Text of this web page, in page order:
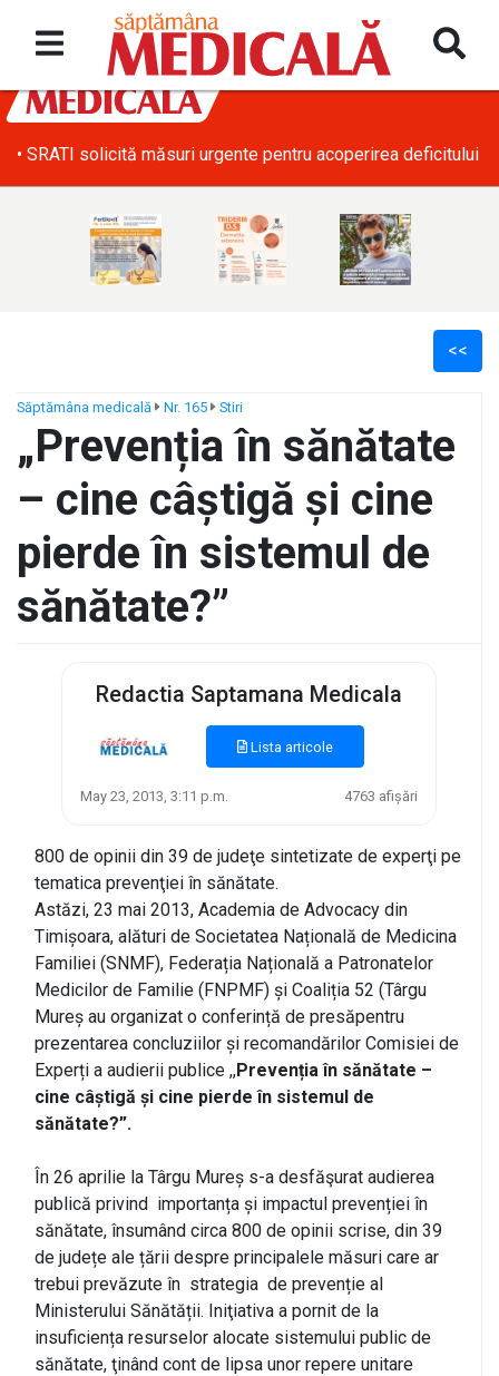
• SRATI solicită măsuri urgente pentru acoperirea deficitului
<<
Săptămâna medicală Nr. 165 Stiri
„Prevenția în sănătate
– cine câștigă și cine
pierde în sistemul de
sănătate?”
Redactia Saptamana Medicala
Lista articole
May 23, 2013, 3:11 p.m. 4763 afișări
800 de opinii din 39 de judeţe sintetizate de experţi pe
tematica prevenţiei în sănătate.
Astăzi, 23 mai 2013, Academia de Advocacy din
Timișoara, alături de Societatea Națională de Medicina
Familiei (SNMF), Federația Națională a Patronatelor
Medicilor de Familie (FNPMF) și Coaliția 52 (Târgu
Mureș au organizat o conferință de presăpentru
prezentarea concluziilor și recomandărilor Comisiei de
Experți a audierii publice ,,Prevenția în sănătate –
cine câștigă și cine pierde în sistemul de
sănătate?”.
În 26 aprilie la Târgu Mureș s-a desfăşurat audierea
publică privind importanța și impactul prevenției în
sănătate, însumând circa 800 de opinii scrise, din 39
de județe ale țării despre principalele măsuri care ar
trebui prevăzute în strategia de prevenție al
Ministerului Sănătății. Iniţiativa a pornit de la
insuficiența resurselor alocate sistemului public de
sănătate, ţinând cont de lipsa unor repere unitare